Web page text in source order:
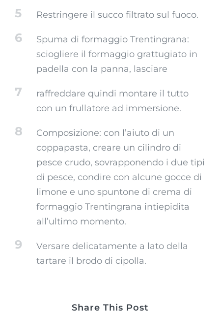
5 Restringere il succo filtrato sul fuoco.
6
Spuma di formaggio Trentingrana:
sciogliere il formaggio grattugiato in
padella con la panna, lasciare
7
raffreddare quindi montare il tutto
con un frullatore ad immersione.
8
Composizione: con l’aiuto di un
coppapasta, creare un cilindro di
pesce crudo, sovrapponendo i due tipi
di pesce, condire con alcune gocce di
limone e uno spuntone di crema di
formaggio Trentingrana intiepidita
all’ultimo momento.
9
Versare delicatamente a lato della
tartare il brodo di cipolla.
Share This Post